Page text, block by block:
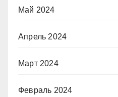
Май 2024
Апрель 2024
Март 2024
Февраль 2024